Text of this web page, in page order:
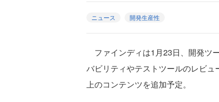
ニュース 開発生産性
ファインディは1月23日、開発ツ
バビリティやテストツールのレビ
上のコンテンツを追加予定。